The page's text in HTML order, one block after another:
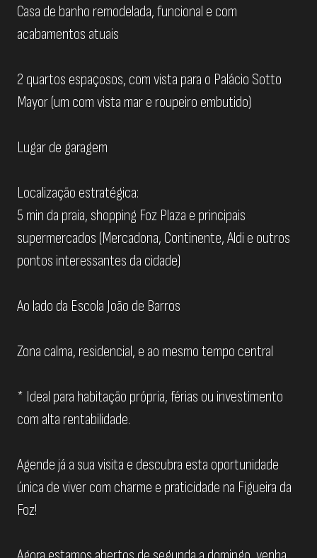
Casa de banho remodelada, funcional e com
acabamentos atuais
2 quartos espaçosos, com vista para o Palácio Sotto
Mayor (um com vista mar e roupeiro embutido)
Lugar de garagem
Localização estratégica:
5 min da praia, shopping Foz Plaza e principais
supermercados (Mercadona, Continente, Aldi e outros
pontos interessantes da cidade)
Ao lado da Escola João de Barros
Zona calma, residencial, e ao mesmo tempo central
* Ideal para habitação própria, férias ou investimento
com alta rentabilidade.
Agende já a sua visita e descubra esta oportunidade
única de viver com charme e praticidade na Figueira da
Foz!